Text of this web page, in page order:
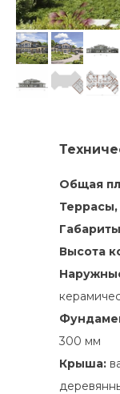
Общая
Высота
300 мм
Крыша: